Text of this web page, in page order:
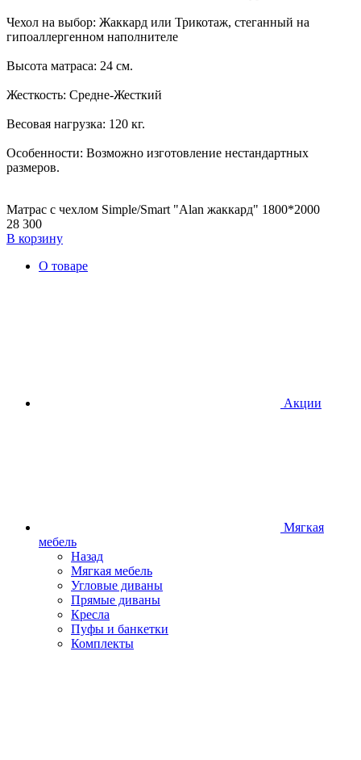
Чехол на выбор: Жаккард или Трикотаж, стеганный на
гипоаллергенном наполнителе
Высота матраса: 24 см.
Жесткость: Средне-Жесткий
Весовая нагрузка: 120 кг.
Особенности: Возможно изготовление нестандартных
размеров.
Матрас с чехлом Simple/Smart "Alan жаккард" 1800*2000
28 300
В корзину
О товаре
Акции
Мягкая
мебель
Назад
Мягкая мебель
Угловые диваны
Прямые диваны
Кресла
Пуфы и банкетки
Комплекты